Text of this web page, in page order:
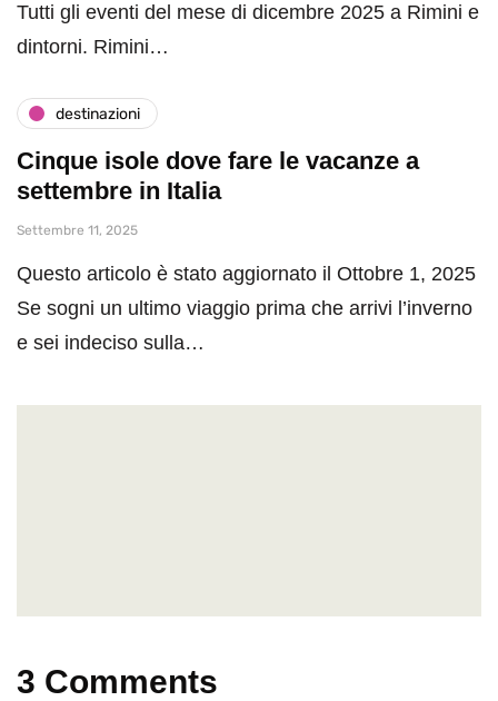
Tutti gli eventi del mese di dicembre 2025 a Rimini e
dintorni. Rimini…
destinazioni
Cinque isole dove fare le vacanze a
settembre in Italia
Settembre 11, 2025
Questo articolo è stato aggiornato il Ottobre 1, 2025
Se sogni un ultimo viaggio prima che arrivi l’inverno
e sei indeciso sulla…
3 Comments